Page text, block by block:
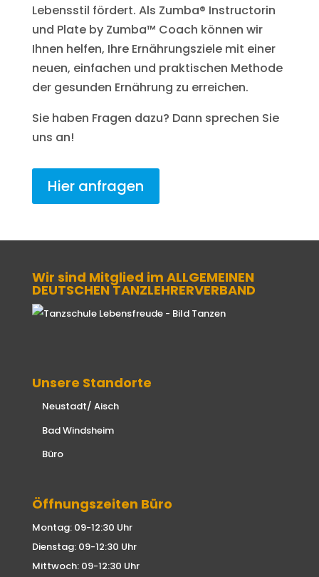
Lebensstil fördert. Als Zumba® Instructorin
und Plate by Zumba™ Coach können wir
Ihnen helfen, Ihre Ernährungsziele mit einer
neuen, einfachen und praktischen Methode
der gesunden Ernährung zu erreichen.
Sie haben Fragen dazu? Dann sprechen Sie
uns an!
Hier anfragen
Wir sind Mitglied im ALLGEMEINEN
DEUTSCHEN TANZLEHRERVERBAND
Unsere Standorte
Neustadt/ Aisch
Bad Windsheim
Büro
Öffnungszeiten Büro
Montag: 09-12:30 Uhr
Dienstag: 09-12:30 Uhr
Mittwoch: 09-12:30 Uhr